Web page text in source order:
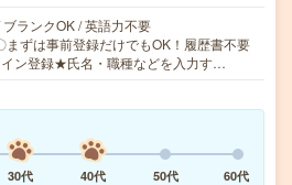
ランクOK / 英語力不要
ずは事前登録だけでもOK！履歴書不要
ン登録★氏名・職種などを入力す…
30代 40代 50代 60代